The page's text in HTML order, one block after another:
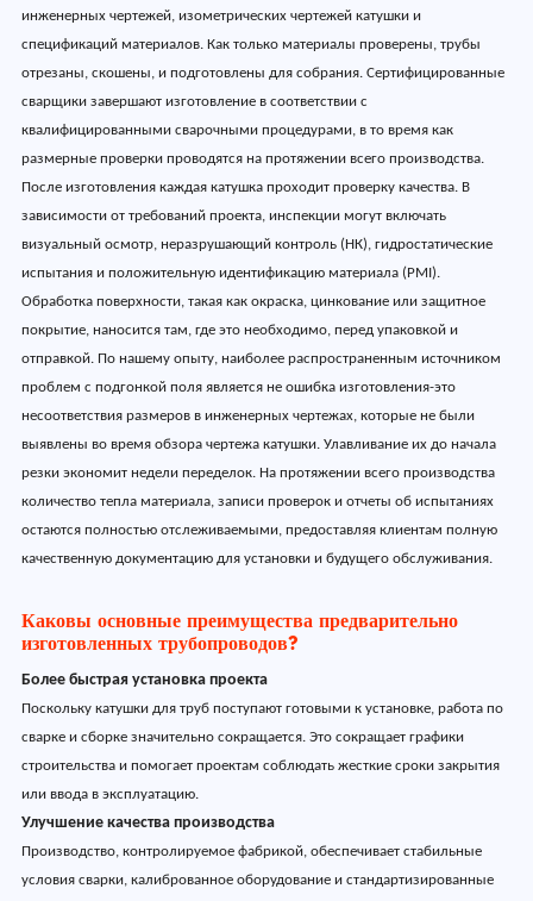
инженерных чертежей, изометрических чертежей катушки и
спецификаций материалов. Как только материалы проверены, трубы
отрезаны, скошены, и подготовлены для собрания. Сертифицированные
сварщики завершают изготовление в соответствии с
квалифицированными сварочными процедурами, в то время как
размерные проверки проводятся на протяжении всего производства.
После изготовления каждая катушка проходит проверку качества. В
зависимости от требований проекта, инспекции могут включать
визуальный осмотр, неразрушающий контроль (НК), гидростатические
испытания и положительную идентификацию материала (PMI).
Обработка поверхности, такая как окраска, цинкование или защитное
покрытие, наносится там, где это необходимо, перед упаковкой и
отправкой. По нашему опыту, наиболее распространенным источником
проблем с подгонкой поля является не ошибка изготовления-это
несоответствия размеров в инженерных чертежах, которые не были
выявлены во время обзора чертежа катушки. Улавливание их до начала
резки экономит недели переделок. На протяжении всего производства
количество тепла материала, записи проверок и отчеты об испытаниях
остаются полностью отслеживаемыми, предоставляя клиентам полную
качественную документацию для установки и будущего обслуживания.
Каковы основные преимущества предварительно
изготовленных трубопроводов?
Более быстрая установка проекта
Поскольку катушки для труб поступают готовыми к установке, работа по
сварке и сборке значительно сокращается. Это сокращает графики
строительства и помогает проектам соблюдать жесткие сроки закрытия
или ввода в эксплуатацию.
Улучшение качества производства
Производство, контролируемое фабрикой, обеспечивает стабильные
условия сварки, калиброванное оборудование и стандартизированные